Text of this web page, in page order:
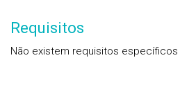
Requisitos
Não existem requisitos específicos